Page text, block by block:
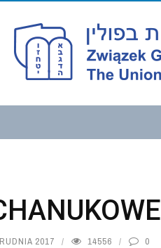
2017 14556 0